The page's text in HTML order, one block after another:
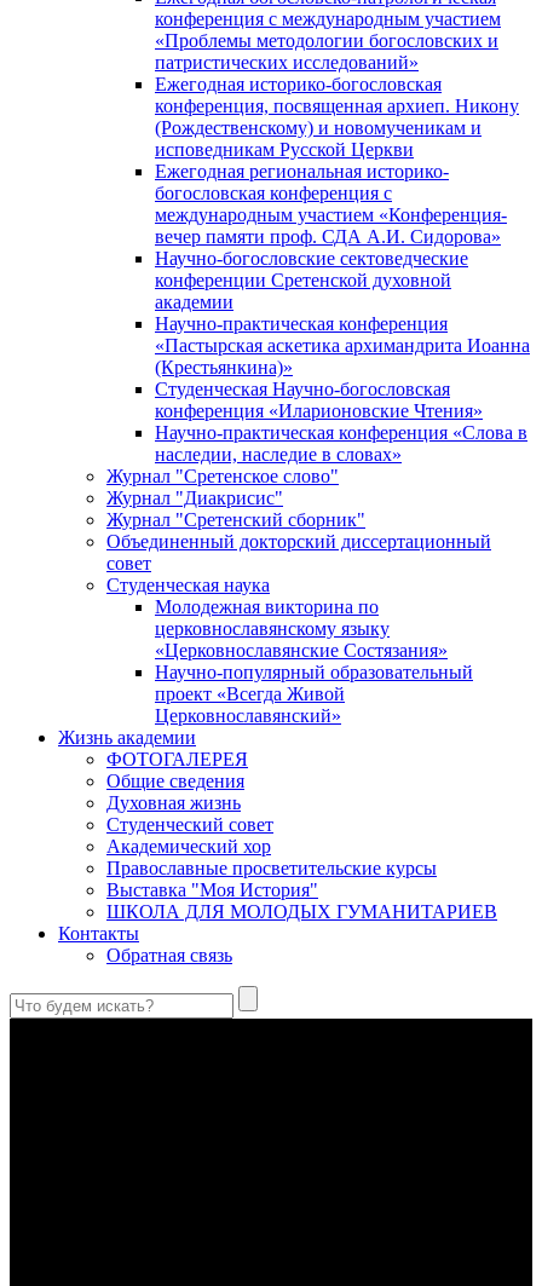
конференция с международным участием
«Проблемы методологии богословских и
патристических исследований»
Ежегодная историко-богословская
конференция, посвященная архиеп. Никону
(Рождественскому) и новомученикам и
исповедникам Русской Церкви
Ежегодная региональная историко-
богословская конференция с
международным участием «Конференция-
вечер памяти проф. СДА А.И. Сидорова»
Научно-богословские сектоведческие
конференции Сретенской духовной
академии
Научно-практическая конференция
«Пастырская аскетика архимандрита Иоанна
(Крестьянкина)»
Студенческая Научно-богословская
конференция «Иларионовские Чтения»
Научно-практическая конференция «Cлова в
наследии, наследие в словах»
Журнал "Сретенское слово"
Журнал "Диакрисис"
Журнал "Сретенский сборник"
Объединенный докторский диссертационный
совет
Студенческая наука
Молодежная викторина по
церковнославянскому языку
«Церковнославянские Состязания»
Научно-популярный образовательный
проект «Всегда Живой
Церковнославянский»
Жизнь академии
ФОТОГАЛЕРЕЯ
Общие сведения
Духовная жизнь
Студенческий совет
Академический хор
Православные просветительские курсы
Выставка "Моя История"
ШКОЛА ДЛЯ МОЛОДЫХ ГУМАНИТАРИЕВ
Контакты
Обратная связь